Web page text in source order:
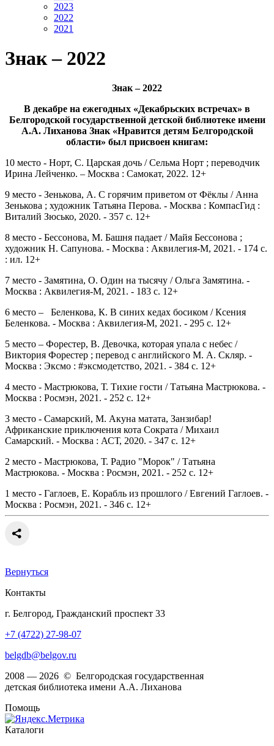
2023
2022
2021
Знак – 2022
Знак–2022
В декабре на ежегодных «Декабрьских встречах» в
Белгородской государственной детской библиотеке имени
А.А. Лиханова Знак «Нравится детям Белгородской
области» был присвоен книгам:
10 место - Норт, С. Царская дочь / Сельма Норт ; переводчик
Ирина Лейченко. – Москва : Самокат, 2022. 12+
9 место - Зенькова, А. С горячим приветом от Фёклы / Анна
Зенькова ; художник Татьяна Перова. - Москва : КомпасГид :
Виталий Зюсько, 2020. - 357 c. 12+
8 место - Бессонова, М. Башня падает / Майя Бессонова ;
художник Н. Сапунова. - Москва : Аквилегия-М, 2021. - 174 с.
: ил. 12+
7 место - Замятина, О. Один на тысячу / Ольга Замятина. -
Москва : Аквилегия-М, 2021. - 183 с. 12+
6 место – Беленкова, К. В синих кедах босиком / Ксения
Беленкова. - Москва : Аквилегия-М, 2021. - 295 с. 12+
5 место – Форестер, В. Девочка, которая упала с небес /
Виктория Форестер ; перевод с английского М. А. Скляр. -
Москва : Эксмо : #эксмодетство, 2021. - 384 с. 12+
4 место - Мастрюкова, Т. Тихие гости / Татьяна Мастрюкова. -
Москва : Росмэн, 2021. - 252 с. 12+
3 место - Самарский, М. Акуна матата, Занзибар!
Африканские приключения кота Сократа / Михаил
Самарский. - Москва : АСТ, 2020. - 347 с. 12+
2 место - Мастрюкова, Т. Радио "Морок" / Татьяна
Мастрюкова. - Москва : Росмэн, 2021. - 252 с. 12+
1 место - Гаглоев, Е. Корабль из прошлого / Евгений Гаглоев. -
Москва : Росмэн, 2021. - 346 с. 12+
Вернуться
Контакты
г. Белгород, Гражданский проспект 33
+7 (4722) 27-98-07
belgdb@belgov.ru
2008 — 2026 © Белгородская государственная
детская библиотека имени А.А. Лиханова
Помощь
Каталоги